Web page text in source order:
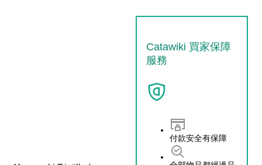
Catawiki 買家保障
服務
付款安全有保障